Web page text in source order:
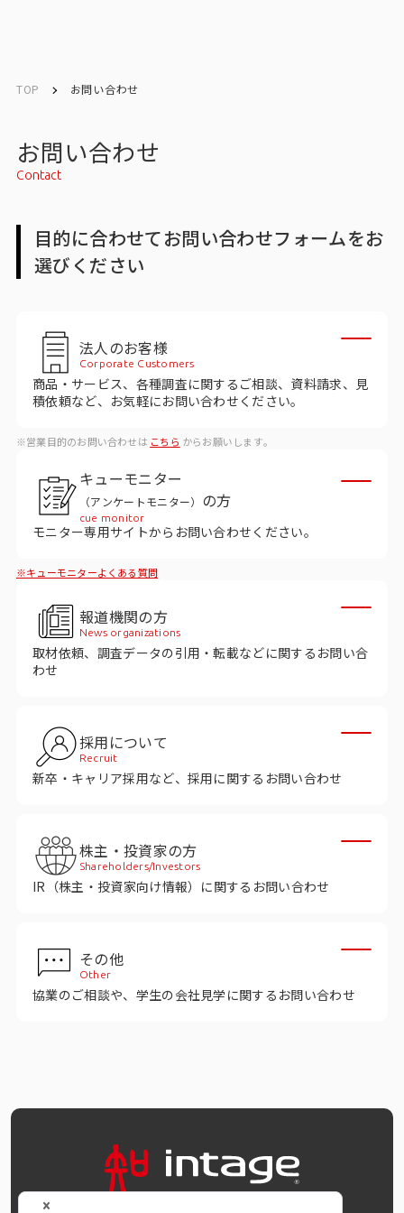
トップ
サービストップ
マーケティングリサーチ
マーケティング支援
マーケティングDX
課題から探す
市場・顧客理解に関する課題
戦略設計に関する課題
施策実行に関する課題
モニタリング／フォローに関する課題
事例紹介
コーポレートサイト
TOP お問い合わせ
お問い合わせ
Contact
目的に合わせてお問い合わせフォームをお
選びください
法人のお客様
Corporate Customers
商品・サービス、各種調査に関するご相談、資料請求、見
積依頼など、お気軽にお問い合わせください。
※営業目的のお問い合わせは こちら からお願いします。
キューモニター
（アンケートモニター） の方
cue monitor
モニター専用サイトからお問い合わせください。
※キューモニターよくある質問
報道機関の方
News organizations
取材依頼、調査データの引用・転載などに関するお問い合
わせ
採用について
Recruit
新卒・キャリア採用など、採用に関するお問い合わせ
株主・投資家の方
Shareholders/Investors
IR（株主・投資家向け情報）に関するお問い合わせ
その他
Other
協業のご相談や、学生の会社見学に関するお問い合わせ